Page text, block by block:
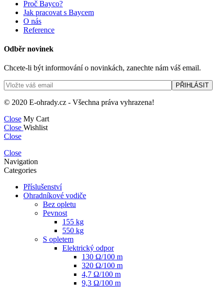
Proč Bayco?
Jak pracovat s Baycem
O nás
Reference
Odběr novinek
Chcete-li být informování o novinkách, zanechte nám váš email.
© 2020 E-ohrady.cz - Všechna práva vyhrazena!
Close My Cart
Close Wishlist
Close
Close
Navigation
Categories
Příslušenství
Ohradníkové vodiče
Bez opletu
Pevnost
155 kg
550 kg
S opletem
Elektrický odpor
130 Ω/100 m
320 Ω/100 m
4,7 Ω/100 m
9,3 Ω/100 m